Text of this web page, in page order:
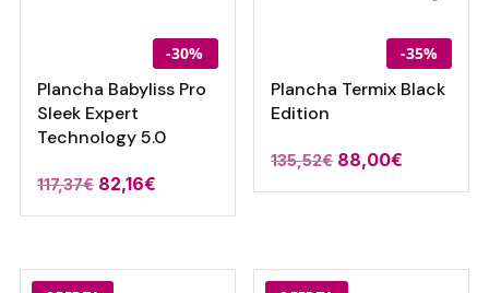
-30%
Plancha Babyliss Pro
Sleek Expert
Technology 5.0
117,37€ El
precio
era:
82,16€El
precio
es:
-35%
Plancha Termix Black
Edition
135,52€ El
precio
135,52€.
88,00€
precio
88,00€.